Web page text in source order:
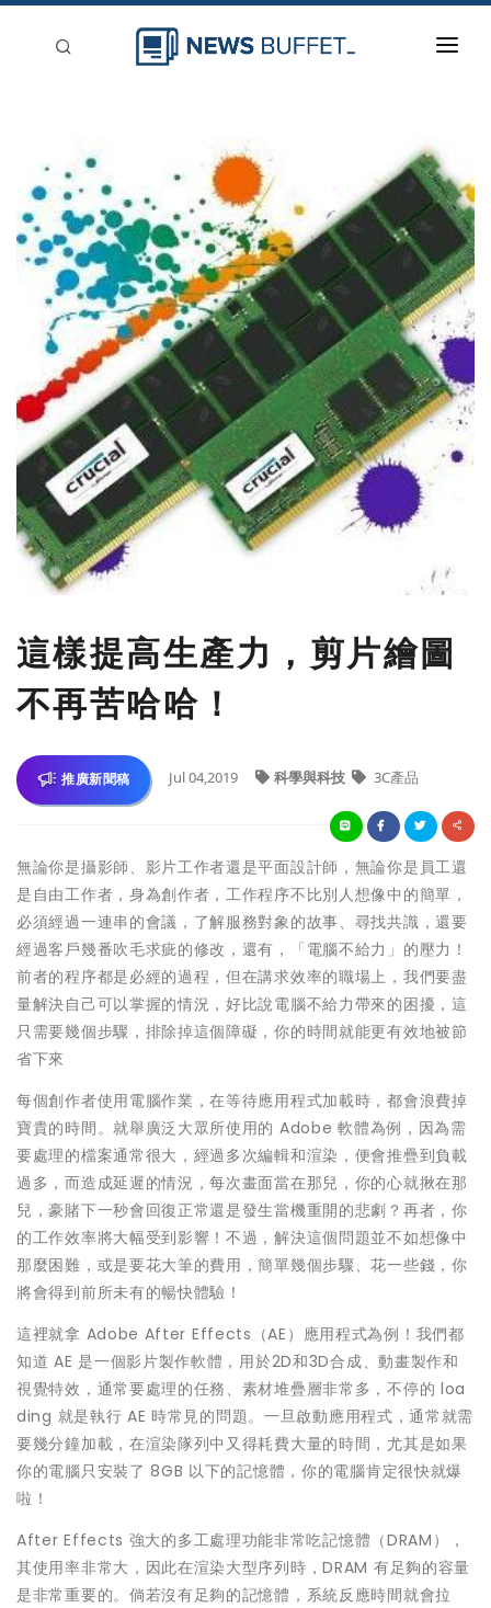
登入
刊登
這樣提高生產力，剪片繪圖
不再苦哈哈！
推廣新聞稿 Jul 04,2019 科學與科技 3C產品
無論你是攝影師、影片工作者還是平面設計師，無論你是員工還
是自由工作者，身為創作者，工作程序不比別人想像中的簡單，
必須經過一連串的會議，了解服務對象的故事、尋找共識，還要
經過客戶幾番吹毛求疵的修改，還有，「電腦不給力」的壓力！
前者的程序都是必經的過程，但在講求效率的職場上，我們要盡
量解決自己可以掌握的情況，好比說電腦不給力帶來的困擾，這
只需要幾個步驟，排除掉這個障礙，你的時間就能更有效地被節
省下來
每個創作者使用電腦作業，在等待應用程式加載時，都會浪費掉
寶貴的時間。就舉廣泛大眾所使用的 Adobe 軟體為例，因為需
要處理的檔案通常很大，經過多次編輯和渲染，便會推疊到負載
過多，而造成延遲的情況，每次畫面當在那兒，你的心就揪在那
兒，豪賭下一秒會回復正常還是發生當機重開的悲劇？再者，你
的工作效率將大幅受到影響！不過，解決這個問題並不如想像中
那麼困難，或是要花大筆的費用，簡單幾個步驟、花一些錢，你
將會得到前所未有的暢快體驗！
這裡就拿 Adobe After Effects（AE）應用程式為例！我們都
知道 AE 是一個影片製作軟體，用於2D和3D合成、動畫製作和
視覺特效，通常要處理的任務、素材堆疊層非常多，不停的 loa
ding 就是執行 AE 時常見的問題。一旦啟動應用程式，通常就需
要幾分鐘加載，在渲染隊列中又得耗費大量的時間，尤其是如果
你的電腦只安裝了 8GB 以下的記憶體，你的電腦肯定很快就爆
啦！
After Effects 強大的多工處理功能非常吃記憶體（DRAM），
其使用率非常大，因此在渲染大型序列時，DRAM 有足夠的容量
是非常重要的。倘若沒有足夠的記憶體，系統反應時間就會拉